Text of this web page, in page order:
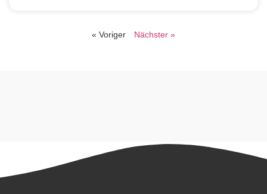
« Voriger Nächster »